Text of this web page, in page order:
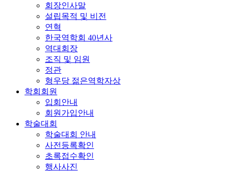
회장인사말
설립목적 및 비전
연혁
한국역학회 40년사
역대회장
조직 및 임원
정관
형우당 젊은역학자상
학회회원
입회안내
회원가입안내
학술대회
학술대회 안내
사전등록확인
초록접수확인
행사사진